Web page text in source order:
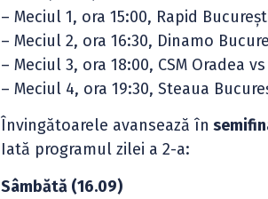
– Meciul 1, ora 15:00, Rapid
– Meciul 2, ora 16:30, Dinamo
– Meciul 3, ora 18:00, CSM Oradea
– Meciul 4, ora 19:30, Steaua
Învingătoarele avansează în
Iată programul zilei a 2-a:
Sâmbătă (16.09)